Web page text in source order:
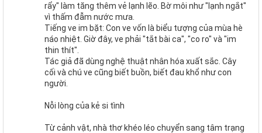
rẩy" làm tăng thêm vẻ lạnh lẽo. Bờ môi như "lạnh ngắt"
vì thấm đẫm nước mưa.
Tiếng ve im bặt: Con ve vốn là biểu tượng của mùa hè
náo nhiệt. Giờ đây, ve phải "tắt bài ca", "co ro" và "im
thin thít".
Tác giả đã dùng nghệ thuật nhân hóa xuất sắc. Cây
cối và chú ve cũng biết buồn, biết đau khổ như con
người.
Nỗi lòng của kẻ si tình
Từ cảnh vật, nhà thơ khéo léo chuyển sang tâm trạng